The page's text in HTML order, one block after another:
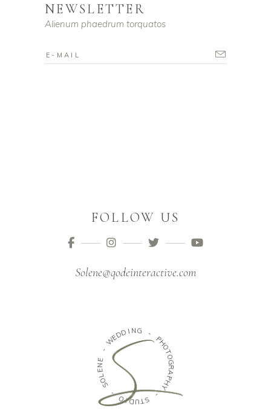
NEWSLETTER
Alienum phaedrum torquatos
FOLLOW US
Solene@qodeinteractive.com
-
WEDDIN G -
P
H
O
T
O
G
R
A
P
H
Y
-
S
T
U
D
I
O
-
S
O
L
E
N